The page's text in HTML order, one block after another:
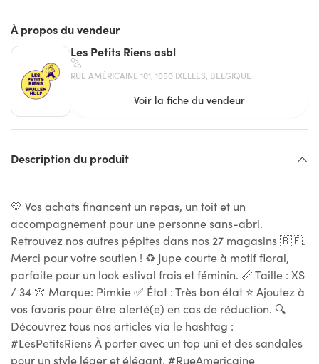
À propos du vendeur
Les Petits Riens asbl
RUE AMÉRICAINE 101, 1050 IXELLES, BELGIQUE
Voir la fiche du vendeur
Description du produit
💛 Vos achats financent un repas, un toit et un
accompagnement pour une personne sans-abri.
Retrouvez nos autres pépites dans nos 27 magasins 🇧🇪.
Merci pour votre soutien ! ♻ Jupe courte à motif floral,
parfaite pour un look estival frais et féminin. 📏 Taille : XS
/ 34 👚 Marque: Pimkie ✅ État : Très bon état ⭐ Ajoutez à
vos favoris pour être alerté(e) en cas de réduction. 🔍
Découvrez tous nos articles via le hashtag :
#LesPetitsRiens À porter avec un top uni et des sandales
pour un style léger et élégant. #RueAmericaine